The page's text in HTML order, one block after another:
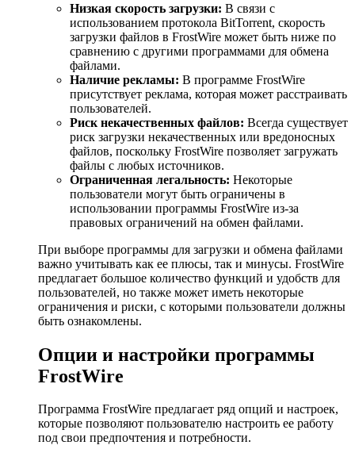
Низкая скорость загрузки: В связи с
использованием протокола BitTorrent, скорость
загрузки файлов в FrostWire может быть ниже по
сравнению с другими программами для обмена
файлами.
Наличие рекламы: В программе FrostWire
присутствует реклама, которая может расстраивать
пользователей.
Риск некачественных файлов: Всегда существует
риск загрузки некачественных или вредоносных
файлов, поскольку FrostWire позволяет загружать
файлы с любых источников.
Ограниченная легальность: Некоторые
пользователи могут быть ограничены в
использовании программы FrostWire из-за
правовых ограничений на обмен файлами.
При выборе программы для загрузки и обмена файлами
важно учитывать как ее плюсы, так и минусы. FrostWire
предлагает большое количество функций и удобств для
пользователей, но также может иметь некоторые
ограничения и риски, с которыми пользователи должны
быть ознакомлены.
Опции и настройки программы
FrostWire
Программа FrostWire предлагает ряд опций и настроек,
которые позволяют пользователю настроить ее работу
под свои предпочтения и потребности.